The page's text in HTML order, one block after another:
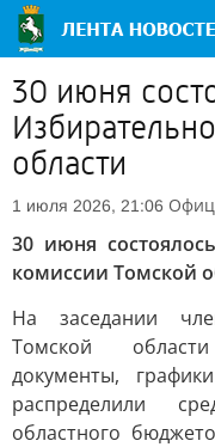
30 июня
области
1 июля 2026, 21:06
30 июня
комиссии Томской
На заседании
Томской
документы,
распределили
областного